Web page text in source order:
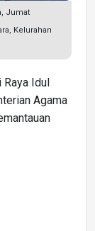
Jumat
Kelurahan
Raya Idul
Agama